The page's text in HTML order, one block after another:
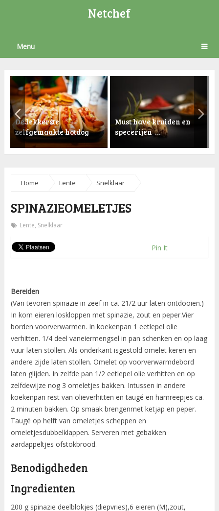
Netchef
Menu
De lekkerste
zelfgemaakte hotdog
Must have kruiden en
specerijen …
Home Lente Snelklaar
SPINAZIEOMELETJES
Lente, Snelklaar
Pin It
Bereiden
(Van tevoren spinazie in zeef in ca. 21/2 uur laten ontdooien.)
In kom eieren loskloppen met spinazie, zout en peper.Vier
borden voorverwarmen. In koekenpan 1 eetlepel olie
verhitten. 1/4 deel vaneiermengsel in pan schenken en op laag
vuur laten stollen. Als onderkant isgestold omelet keren en
andere zijde laten stollen. Omelet op voorverwarmdebord
laten glijden. In zelfde pan 1/2 eetlepel olie verhitten en op
zelfdewijze nog 3 omeletjes bakken. Intussen in andere
koekenpan rest van olieverhitten en taugé en hamreepjes ca.
2 minuten bakken. Op smaak brengenmet ketjap en peper.
Taugé op helft van omeletjes scheppen en
omeletjesdubbelklappen. Serveren met gebakken
aardappeltjes ofstokbrood.
Benodigdheden
Ingredienten
200 g spinazie deelblokjes (diepvries),6 eieren (M),zout,